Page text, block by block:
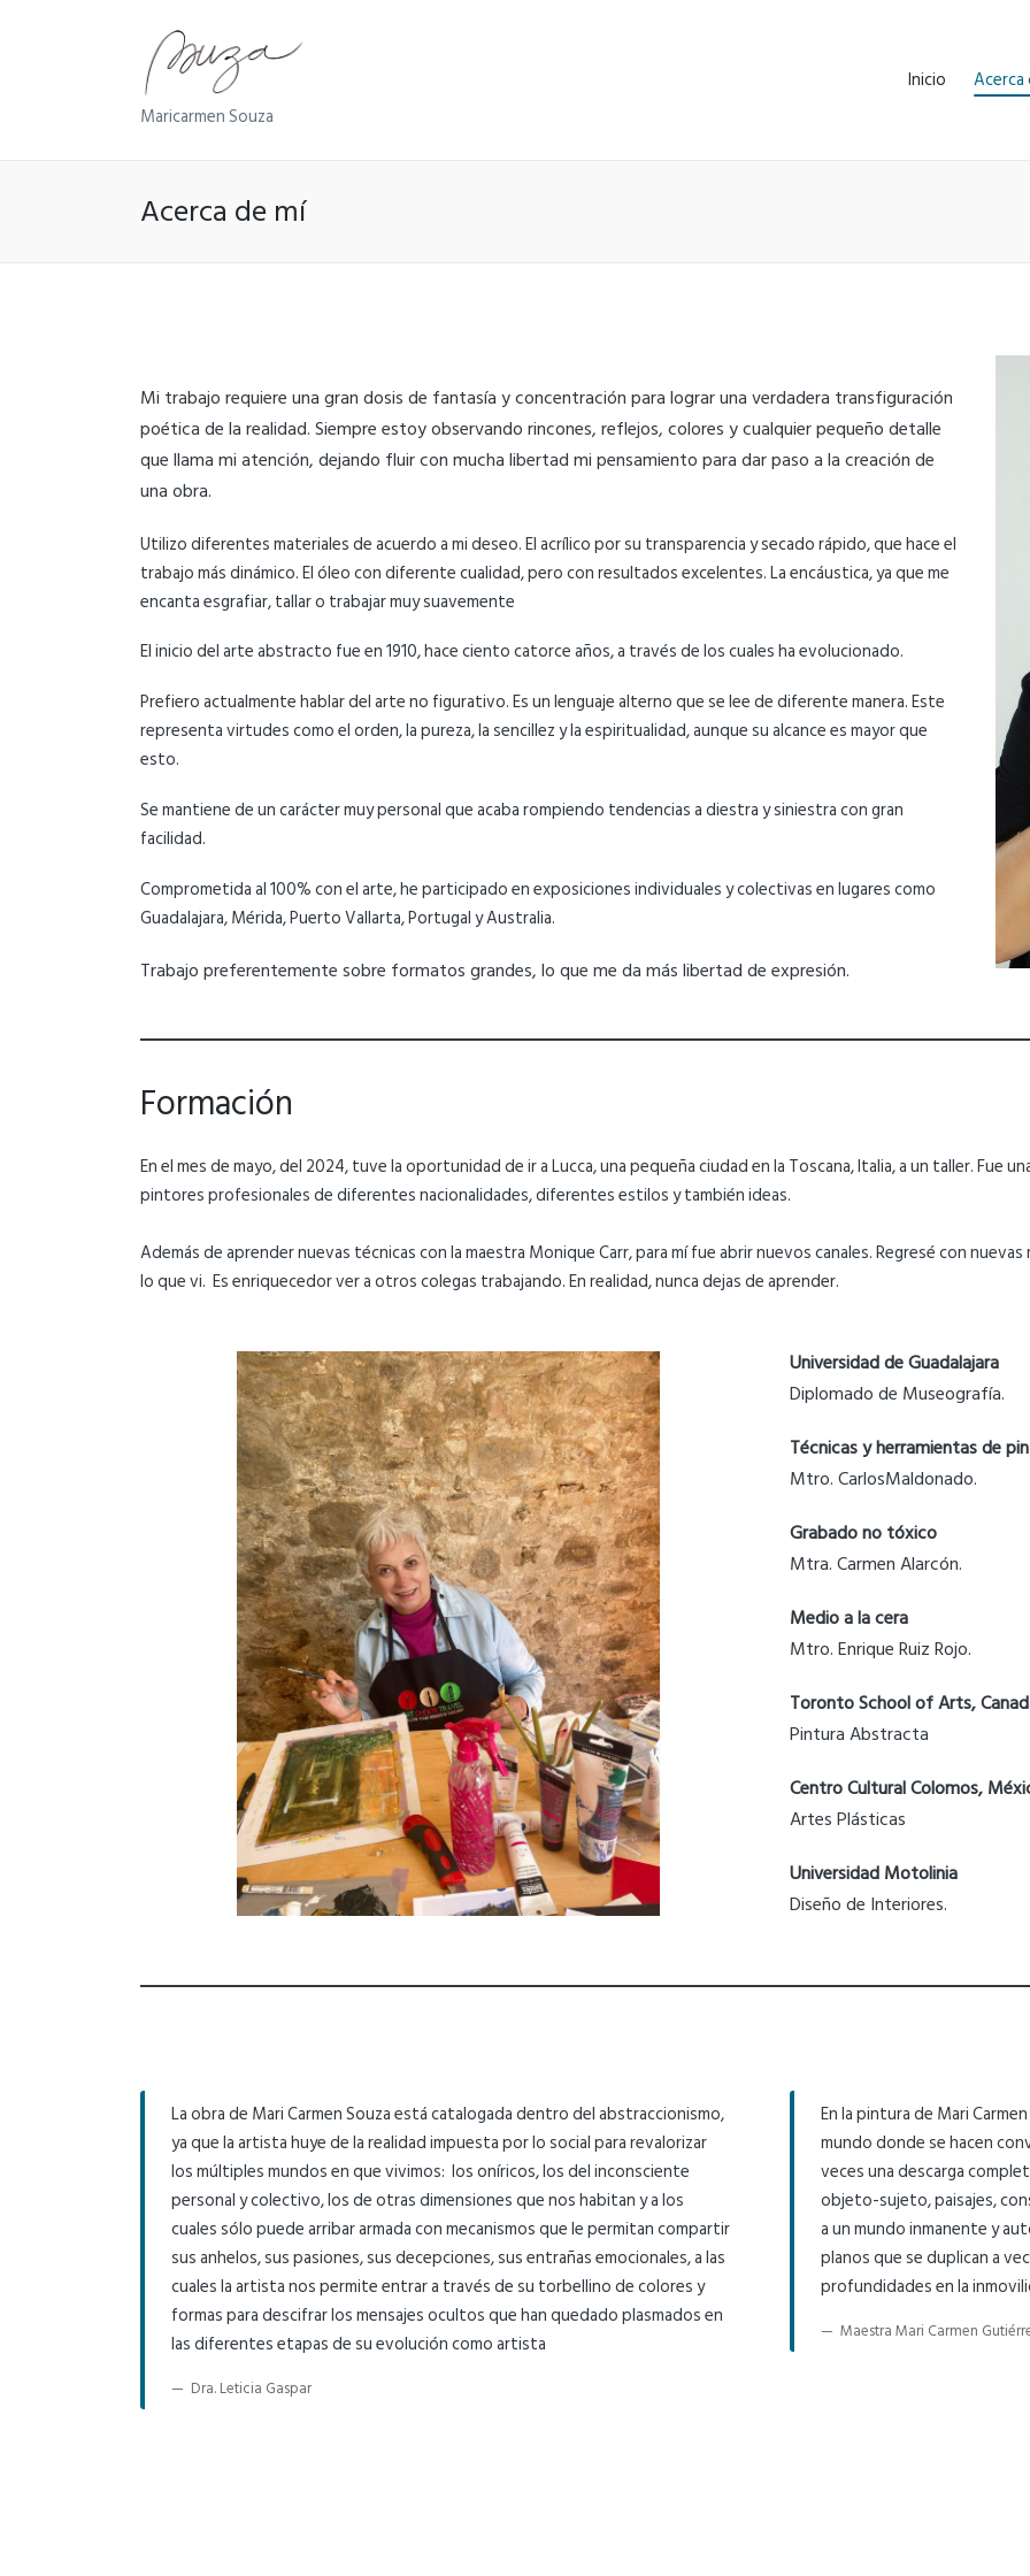
Maricarmen Souza
Inicio Acerca
Acerca de mí
Mi trabajo requiere una gran dosis de fantasía y concentración para lograr una verdadera transfiguración
poética de la realidad. Siempre estoy observando rincones, reflejos, colores y cualquier pequeño detalle
que llama mi atención, dejando fluir con mucha libertad mi pensamiento para dar paso a la creación de
una obra.
Utilizo diferentes materiales de acuerdo a mi deseo. El acrílico por su transparencia y secado rápido, que hace el
trabajo más dinámico. El óleo con diferente cualidad, pero con resultados excelentes. La encáustica, ya que me
encanta esgrafiar, tallar o trabajar muy suavemente
El inicio del arte abstracto fue en 1910, hace ciento catorce años, a través de los cuales ha evolucionado.
Prefiero actualmente hablar del arte no figurativo. Es un lenguaje alterno que se lee de diferente manera. Este
representa virtudes como el orden, la pureza, la sencillez y la espiritualidad, aunque su alcance es mayor que
esto.
Se mantiene de un carácter muy personal que acaba rompiendo tendencias a diestra y siniestra con gran
facilidad.
Comprometida al 100% con el arte, he participado en exposiciones individuales y colectivas en lugares como
Guadalajara, Mérida, Puerto Vallarta, Portugal y Australia.
Trabajo preferentemente sobre formatos grandes, lo que me da más libertad de expresión.
Formación
En el mes de mayo, del 2024, tuve la oportunidad de ir a Lucca, una pequeña ciudad en la Toscana, Italia, a un taller. Fue
pintores profesionales de diferentes nacionalidades, diferentes estilos y también ideas.
Además de aprender nuevas técnicas con la maestra Monique Carr, para mí fue abrir nuevos canales. Regresé con
lo que vi. Es enriquecedor ver a otros colegas trabajando. En realidad, nunca dejas de aprender.
Universidad de Guadalajara
Diplomado de Museografía.
Técnicas y herramientas de
Mtro. CarlosMaldonado.
Grabado no tóxico
Mtra. Carmen Alarcón.
Medio a la cera
Mtro. Enrique Ruiz Rojo.
Toronto School of Arts,
Pintura Abstracta
Centro Cultural Colomos,
Artes Plásticas
Universidad Motolinia
Diseño de Interiores.
La obra de Mari Carmen Souza está catalogada dentro del abstraccionismo,
ya que la artista huye de la realidad impuesta por lo social para revalorizar
los múltiples mundos en que vivimos: los oníricos, los del inconsciente
personal y colectivo, los de otras dimensiones que nos habitan y a los
cuales sólo puede arribar armada con mecanismos que le permitan compartir
sus anhelos, sus pasiones, sus decepciones, sus entrañas emocionales, a las
cuales la artista nos permite entrar a través de su torbellino de colores y
formas para descifrar los mensajes ocultos que han quedado plasmados en
las diferentes etapas de su evolución como artista
Dra. Leticia Gaspar
En la pintura de Mari
mundo donde se hacen
veces una descarga
objeto-sujeto, paisajes,
a un mundo inmanente y
planos que se duplican a
profundidades en la
Maestra Mari Carmen